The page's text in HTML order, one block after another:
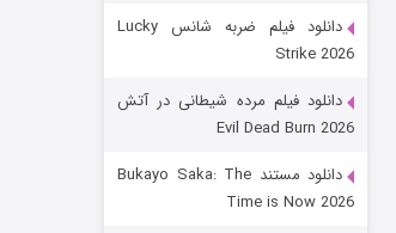
دانلود فیلم ضربه شانس Lucky
Strike 2026
دانلود فیلم مرده شیطانی در آتش
Evil Dead Burn 2026
دانلود مستند Bukayo Saka: The
Time is Now 2026